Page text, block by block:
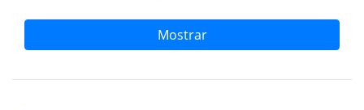
Mostrar